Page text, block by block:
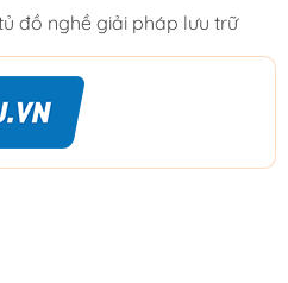
đồ nghề giải pháp lưu trữ